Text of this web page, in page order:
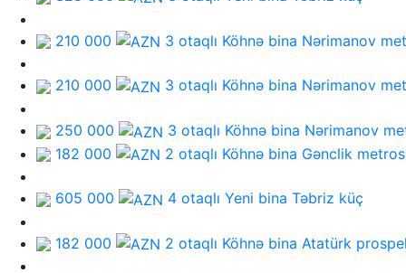
210 000 3 otaqlı Köhnə bina Nərimanov
210 000 3 otaqlı Köhnə bina Nərimanov
250 000 3 otaqlı Köhnə bina Nərimanov
182 000
2 otaqlı Köhnə bina Gənclik
605 000 4 otaqlı Yeni bina Təbriz küç
182 000 2 otaqlı Köhnə bina Atatürk